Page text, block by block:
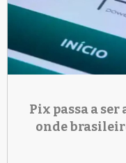
Pix passa a
onde